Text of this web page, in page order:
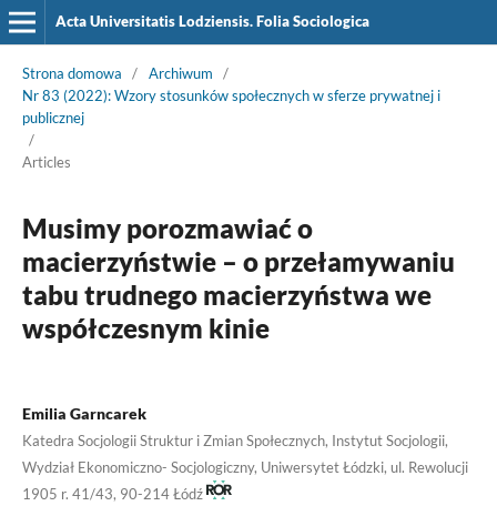
Acta Universitatis Lodziensis. Folia Sociologica
Strona domowa / Archiwum
/
Nr 83 (2022): Wzory stosunków społecznych w sferze prywatnej i
publicznej
/
Articles
Musimy porozmawiać o
macierzyństwie – o przełamywaniu
tabu trudnego macierzyństwa we
współczesnym kinie
Emilia Garncarek
Katedra Socjologii Struktur i Zmian Społecznych, Instytut Socjologii,
Wydział Ekonomiczno- Socjologiczny, Uniwersytet Łódzki, ul. Rewolucji
1905 r. 41/43, 90-214 Łódź